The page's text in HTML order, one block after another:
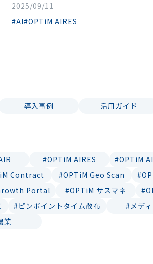
2025/09/11
#AI#OPTiM AIRES
導入事例 活用ガイド
#OPTiM AIRES #OPTiM
Contract #OPTiM Geo Scan
Portal #OPTiM サスマネ
#ピンポイントタイム散布 #メデ
業